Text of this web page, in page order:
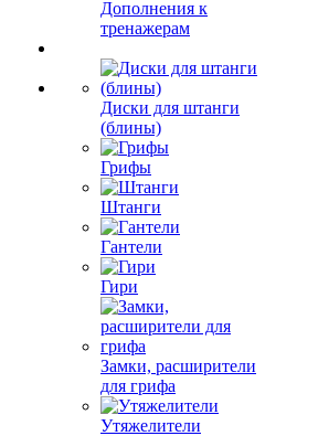
Дополнения к
тренажерам
Диски для штанги
(блины)
Грифы
Штанги
Гантели
Гири
Замки, расширители
для грифа
Утяжелители